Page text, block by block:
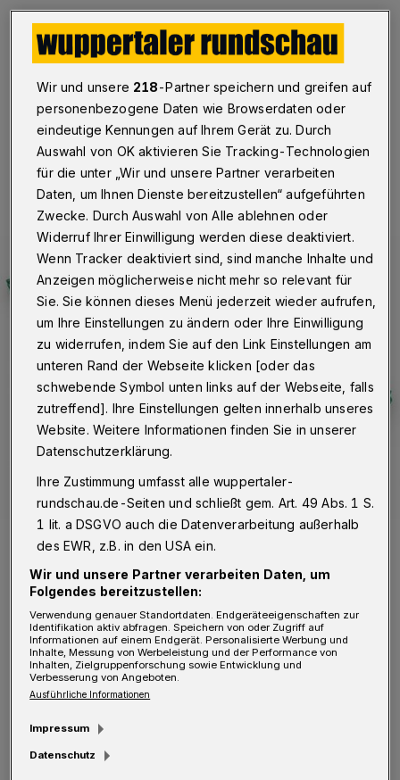
Wuppertal·Dr. Matthias Ehrhardt, Professor für
Angewandte Mathematik und Numerische Analysis an
der Bergischen Universität Wuppertal, wurde in das
Executive Board von „EU-MATHS-IN“ gewählt.
28.02.2022 , 09:30 Uhr Eine Minute Lesezeit
Internationales Netzwerk: Alle dunkel markierten Länder haben
nationale Organisationen, die in EU-MATHS-IN vertreten sind.
Foto: Bergische Uni
E s ist ein europäisches Netzwerk für
Industriemathematik und bündelt die
Aktivitäten der jeweiligen nationalen
Wir und unsere 218-Partner speichern und greifen auf
personenbezogene Daten wie Browserdaten oder
eindeutige Kennungen auf Ihrem Gerät zu. Durch
Auswahl von OK aktivieren Sie Tracking-Technologien
für die unter „Wir und unsere Partner verarbeiten
Daten, um Ihnen Dienste bereitzustellen“ aufgeführten
Zwecke. Durch Auswahl von Alle ablehnen oder
Widerruf Ihrer Einwilligung werden diese deaktiviert.
Wenn Tracker deaktiviert sind, sind manche Inhalte und
Anzeigen möglicherweise nicht mehr so relevant für
Sie. Sie können dieses Menü jederzeit wieder aufrufen,
um Ihre Einstellungen zu ändern oder Ihre Einwilligung
zu widerrufen, indem Sie auf den Link Einstellungen am
unteren Rand der Webseite klicken [oder das
schwebende Symbol unten links auf der Webseite, falls
zutreffend]. Ihre Einstellungen gelten innerhalb unseres
Website. Weitere Informationen finden Sie in unserer
Datenschutzerklärung.
Ihre Zustimmung umfasst alle wuppertaler-
rundschau.de-Seiten und schließt gem. Art. 49 Abs. 1 S.
1 lit. a DSGVO auch die Datenverarbeitung außerhalb
des EWR, z.B. in den USA ein.
Wir und unsere Partner verarbeiten Daten, um
Folgendes bereitzustellen:
Verwendung genauer Standortdaten. Endgeräteeigenschaften zur
Identifikation aktiv abfragen. Speichern von oder Zugriff auf
Informationen auf einem Endgerät. Personalisierte Werbung und
Inhalte, Messung von Werbeleistung und der Performance von
Inhalten, Zielgruppenforschung sowie Entwicklung und
Verbesserung von Angeboten.
Ausführliche Informationen
Impressum
Datenschutz